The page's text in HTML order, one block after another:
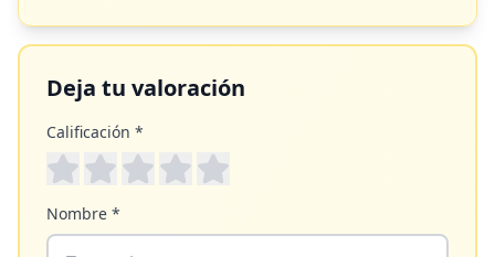
Deja tu valoración
Calificación *
Nombre *